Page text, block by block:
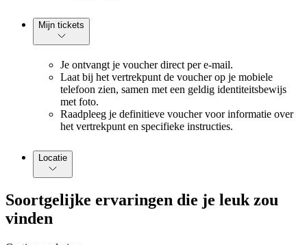
Mijn tickets
Je ontvangt je voucher direct per e-mail.
Laat bij het vertrekpunt de voucher op je mobiele
telefoon zien, samen met een geldig identiteitsbewijs
met foto.
Raadpleeg je definitieve voucher voor informatie over
het vertrekpunt en specifieke instructies.
Locatie
Soortgelijke ervaringen die je leuk zou
vinden